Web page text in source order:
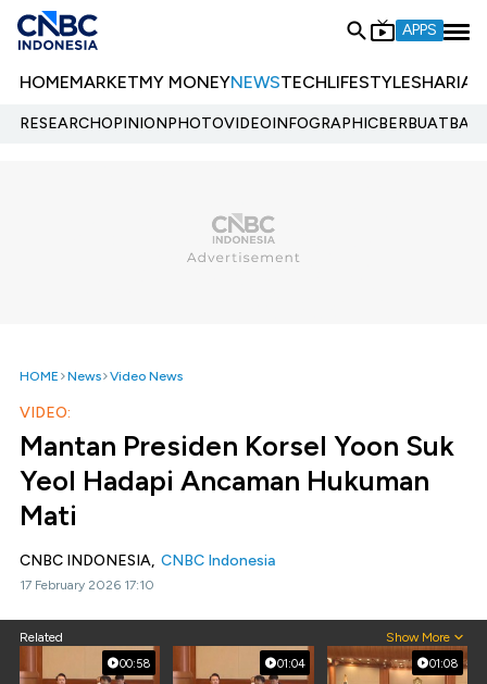
APPS
HOMEMARKETMY MONEYNEWSTECHLIFESTYLESHARIA
RESEARCHOPINIONPHOTOVIDEOINFOGRAPHIC
HOME News Video News
VIDEO:
Mantan Presiden Korsel Yoon Suk
Yeol Hadapi Ancaman Hukuman
Mati
CNBC INDONESIA, CNBC Indonesia
17 February 2026 17:10
Related Show More
00:58 01:04 01:08